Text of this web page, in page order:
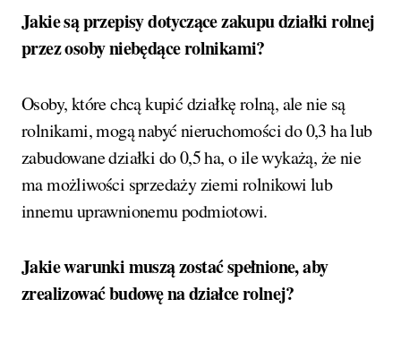
Jakie są przepisy dotyczące zakupu działki rolnej
przez osoby niebędące rolnikami?
Osoby, które chcą kupić działkę rolną, ale nie są
rolnikami, mogą nabyć nieruchomości do 0,3 ha lub
zabudowane działki do 0,5 ha, o ile wykażą, że nie
ma możliwości sprzedaży ziemi rolnikowi lub
innemu uprawnionemu podmiotowi.
Jakie warunki muszą zostać spełnione, aby
zrealizować budowę na działce rolnej?